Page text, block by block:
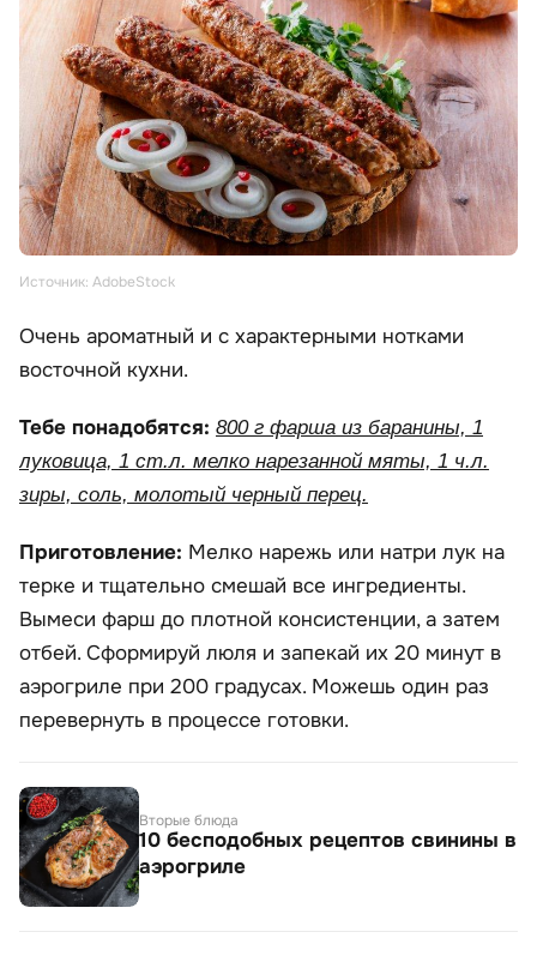
Источник: AdobeStock
Очень ароматный и с характерными нотками
восточной кухни.
Тебе понадобятся: 800 г фарша из баранины, 1
луковица, 1 ст.л. мелко нарезанной мяты, 1 ч.л.
зиры, соль, молотый черный перец.
Приготовление: Мелко нарежь или натри лук на
терке и тщательно смешай все ингредиенты.
Вымеси фарш до плотной консистенции, а затем
отбей. Сформируй люля и запекай их 20 минут в
аэрогриле при 200 градусах. Можешь один раз
перевернуть в процессе готовки.
Вторые блюда
10 бесподобных рецептов свинины в
аэрогриле